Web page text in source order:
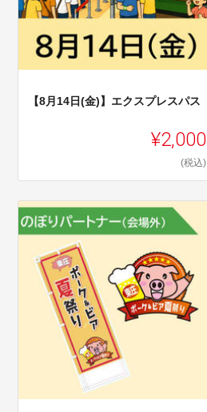
【8月14日(金)】エクスプレスパス
¥2,000
(税込)